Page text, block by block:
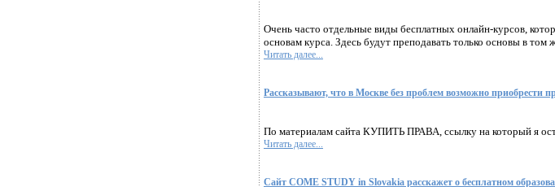
Очень часто отдельные виды бесплатных онлайн-курсов,
основам курса. Здесь будут преподавать только основы в том
Читать далее...
Рассказывают, что в Москве без проблем возможно приобрести
По материалам сайта КУПИТЬ ПРАВА, ссылку на который я
Читать далее...
Сайт COME STUDY in Slovakia расскажет о бесплатном